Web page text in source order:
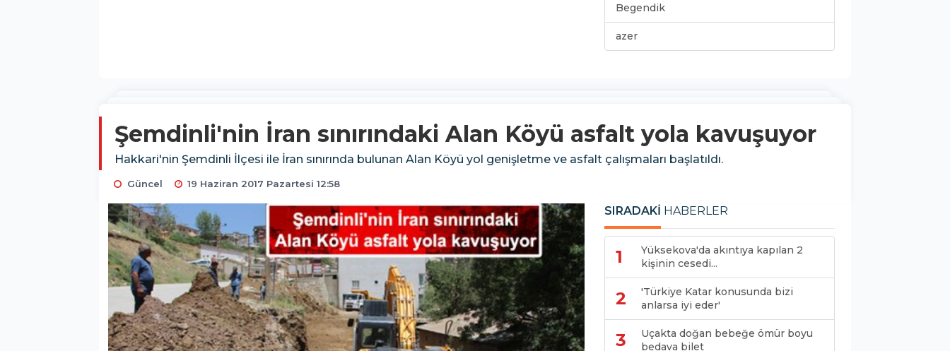
Begendik
azer
Şemdinli'nin İran sınırındaki Alan Köyü asfalt yola kavuşuyor
Hakkari'nin Şemdinli İlçesi ile İran sınırında bulunan Alan Köyü yol genişletme ve asfalt çalışmaları başlatıldı.
Güncel 19 Haziran 2017 Pazartesi 12:58
SIRADAKİ HABERLER
1
Yüksekova'da akıntıya kapılan 2
kişinin cesedi...
2
'Türkiye Katar konusunda bizi
anlarsa iyi eder'
3
Uçakta doğan bebeğe ömür boyu
bedava bilet